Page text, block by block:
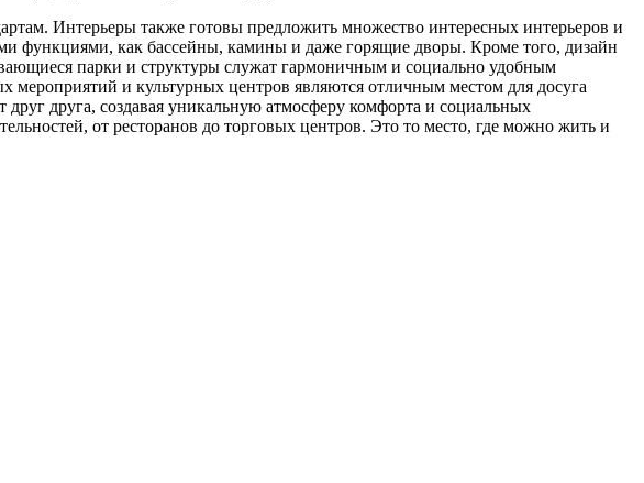
Интерьеры также готовы предложить множество интересных интерьеров и
функциями, как бассейны, камины и даже горящие дворы. Кроме того, дизайн
парки и структуры служат гармоничным и социально удобным
мероприятий и культурных центров являются отличным местом для досуга
друга, создавая уникальную атмосферу комфорта и социальных
от ресторанов до торговых центров. Это то место, где можно жить и